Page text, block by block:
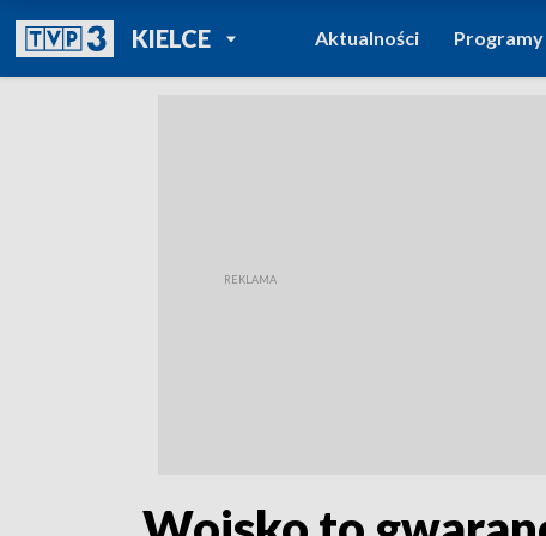
KIELCEPOWRÓT DO
TVP REGIONY
Aktualności Programy